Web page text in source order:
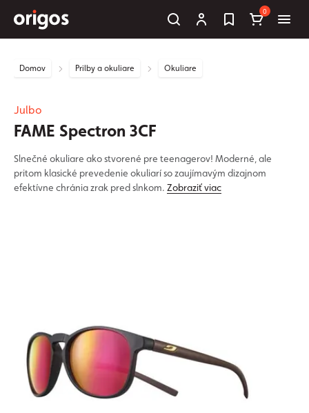
0
Domov Prilby a okuliare Okuliare
Julbo
FAME Spectron 3CF
Slnečné okuliare ako stvorené pre teenagerov! Moderné, ale
pritom klasické prevedenie okuliarí so zaujímavým dizajnom
efektívne chránia zrak pred slnkom. Zobraziť viac